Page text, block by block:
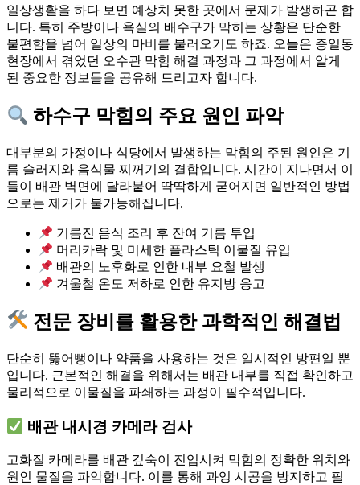
일상생활을 하다 보면 예상치 못한 곳에서 문제가 발생하곤 합
니다. 특히 주방이나 욕실의 배수구가 막히는 상황은 단순한
불편함을 넘어 일상의 마비를 불러오기도 하죠. 오늘은 증일동
현장에서 겪었던 오수관 막힘 해결 과정과 그 과정에서 알게
된 중요한 정보들을 공유해 드리고자 합니다.
하수구 막힘의 주요 원인 파악
대부분의 가정이나 식당에서 발생하는 막힘의 주된 원인은 기
름 슬러지와 음식물 찌꺼기의 결합입니다. 시간이 지나면서 이
들이 배관 벽면에 달라붙어 딱딱하게 굳어지면 일반적인 방법
으로는 제거가 불가능해집니다.
기름진 음식 조리 후 잔여 기름 투입
머리카락 및 미세한 플라스틱 이물질 유입
배관의 노후화로 인한 내부 요철 발생
겨울철 온도 저하로 인한 유지방 응고
전문 장비를 활용한 과학적인 해결법
단순히 뚫어뻥이나 약품을 사용하는 것은 일시적인 방편일 뿐
입니다. 근본적인 해결을 위해서는 배관 내부를 직접 확인하고
물리적으로 이물질을 파쇄하는 과정이 필수적입니다.
배관 내시경 카메라 검사
고화질 카메라를 배관 깊숙이 진입시켜 막힘의 정확한 위치와
원인 물질을 파악합니다. 이를 통해 과잉 시공을 방지하고 필